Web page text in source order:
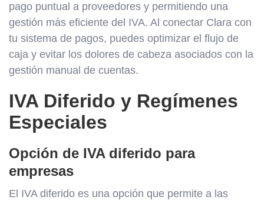
pago puntual a proveedores y permitiendo una
gestión más eficiente del IVA. Al conectar Clara con
tu sistema de pagos, puedes optimizar el flujo de
caja y evitar los dolores de cabeza asociados con la
gestión manual de cuentas.
IVA Diferido y Regímenes
Especiales
Opción de IVA diferido para
empresas
El IVA diferido es una opción que permite a las